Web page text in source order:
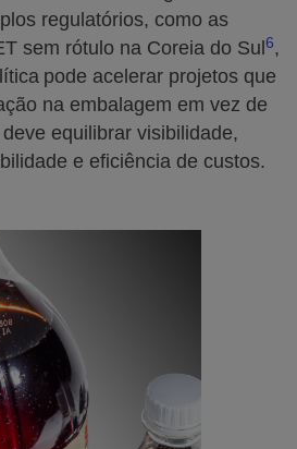
regulatórios, como as
sem rótulo na Coreia do Sul 6,
pode acelerar projetos que
na embalagem em vez de
equilibrar visibilidade,
e eficiência de custos.